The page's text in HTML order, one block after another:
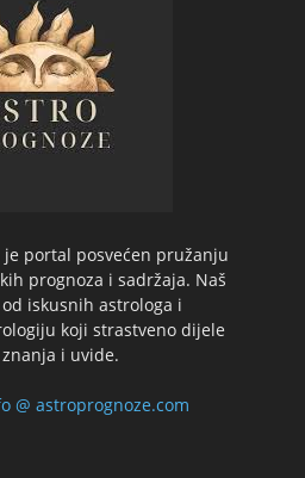
je portal posvećen pružanju
prognoza i sadržaja. Naš
iskusnih astrologa i
koji strastveno dijele
i uvide.
@ astroprognoze.com